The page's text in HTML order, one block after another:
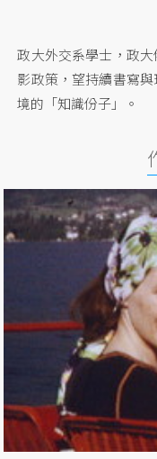
政大外交系學士，政
影政策，望持續書寫
境的「知識份子」。